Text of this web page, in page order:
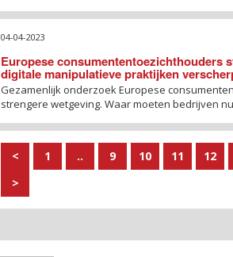
04-04-2023
Europese consumententoezichthouders
digitale manipulatieve praktijken
Gezamenlijk onderzoek Europese
strengere wetgeving. Waar moeten bedrijven
< 1 .. 9 10 11 12
>